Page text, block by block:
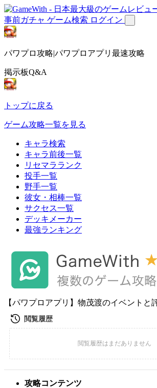
事前ガチャ ゲーム検索 ログイン
パワプロ攻略|パワプロアプリ最速攻略
掲示板Q&A
トップに戻る
ゲーム攻略一覧を見る
キャラ検索
キャラ前後一覧
リセマラランク
投手一覧
野手一覧
彼女・相棒一覧
サクセス一覧
デッキメーカー
最強ランキング
【パワプロアプリ】物茂渡のイベントと
攻略コンテンツ